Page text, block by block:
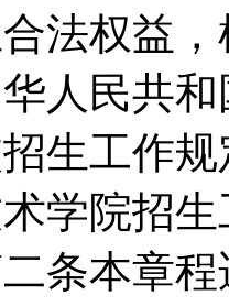
法权益
人民共
生工作
学院招
本章程